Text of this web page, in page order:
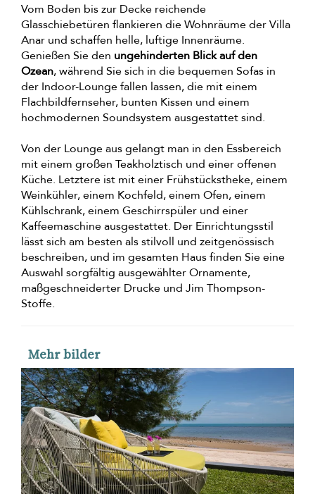
Vom Boden bis zur Decke reichende
Glasschiebetüren flankieren die Wohnräume der Villa
Anar und schaffen helle, luftige Innenräume.
Genießen Sie den ungehinderten Blick auf den
Ozean, während Sie sich in die bequemen Sofas in
der Indoor-Lounge fallen lassen, die mit einem
Flachbildfernseher, bunten Kissen und einem
hochmodernen Soundsystem ausgestattet sind.
Von der Lounge aus gelangt man in den Essbereich
mit einem großen Teakholztisch und einer offenen
Küche. Letztere ist mit einer Frühstückstheke, einem
Weinkühler, einem Kochfeld, einem Ofen, einem
Kühlschrank, einem Geschirrspüler und einer
Kaffeemaschine ausgestattet. Der Einrichtungsstil
lässt sich am besten als stilvoll und zeitgenössisch
beschreiben, und im gesamten Haus finden Sie eine
Auswahl sorgfältig ausgewählter Ornamente,
maßgeschneiderter Drucke und Jim Thompson-
Stoffe.
Mehr bilder